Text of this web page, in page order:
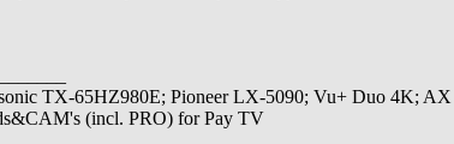
TX-65HZ980E; Pioneer LX-5090; Vu+ Duo 4K;
(incl. PRO) for Pay TV